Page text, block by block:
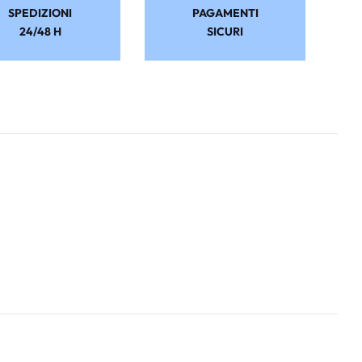
SPEDIZIONI
24/48 H
PAGAMENTI
SICURI